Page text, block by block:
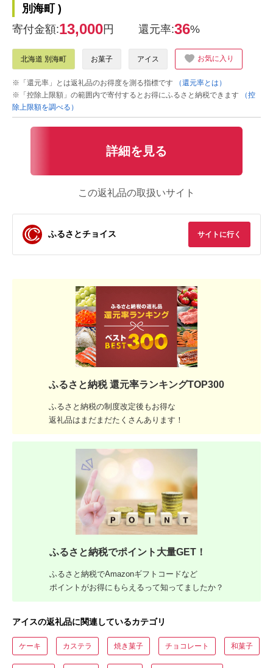
別海町 )
寄付金額:13,000円 還元率:36%
北海道 別海町 お菓子 アイス お気に入り
※「還元率」とは返礼品のお得度を測る指標です
（還元率とは）
※「控除上限額」の範囲内で寄付するとお得にふるさと納税できます
（控
除上限額を調べる）
詳細を見る
この返礼品の取扱いサイト
ふるさとチョイス サイトに行く
ふるさと納税 還元率ランキングTOP300
ふるさと納税の制度改定後もお得な
返礼品はまだまだたくさんあります！
ふるさと納税でポイント大量GET！
ふるさと納税でAmazonギフトコードなど
ポイントがお得にもらえるって知ってましたか？
アイスの返礼品に関連しているカテゴリ
ケーキ カステラ 焼き菓子 チョコレート 和菓子